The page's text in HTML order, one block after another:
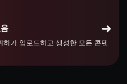
가 업로드하고 생성한 모든 콘텐